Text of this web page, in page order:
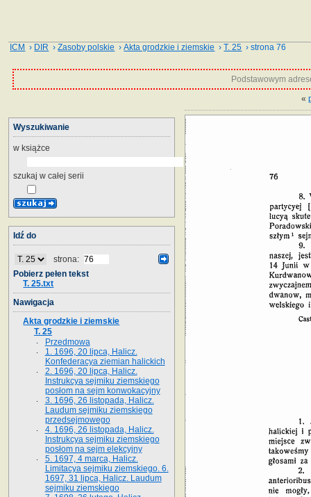
ICM › DIR ›Zasoby polskie ›Akta grodzkie i ziemskie ›T. 25 › strona 76
Podstawowym
«
Wyszukiwanie
w książce
szukaj w całej serii
Idź do
strona:
Pobierz pełen tekst
T. 25.txt
Nawigacja
Akta grodzkie i ziemskie
T. 25
Przedmowa
1. 1696, 20 lipca, Halicz.
Konfederacya ziemian halickich
2. 1696, 20 lipca, Halicz.
Instrukcya sejmiku ziemskiego
posłom na sejm konwokacyjny
3. 1696, 26 listopada, Halicz.
Laudum sejmiku ziemskiego
przedsejmowego
4. 1696, 26 listopada, Halicz.
Instrukcya sejmiku ziemskiego
posłom na sejm elekcyjny
5. 1697, 4 marca, Halicz.
Limitacya sejmiku ziemskiego. 6.
1697, 31 lipca, Halicz. Laudum
sejmiku ziemskiego